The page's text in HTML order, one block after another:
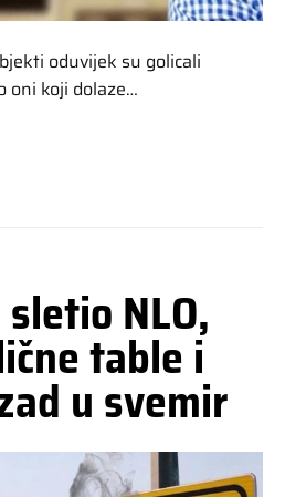
oduvijek su golicali
oni koji dolaze…
NLO,
table i
u svemir